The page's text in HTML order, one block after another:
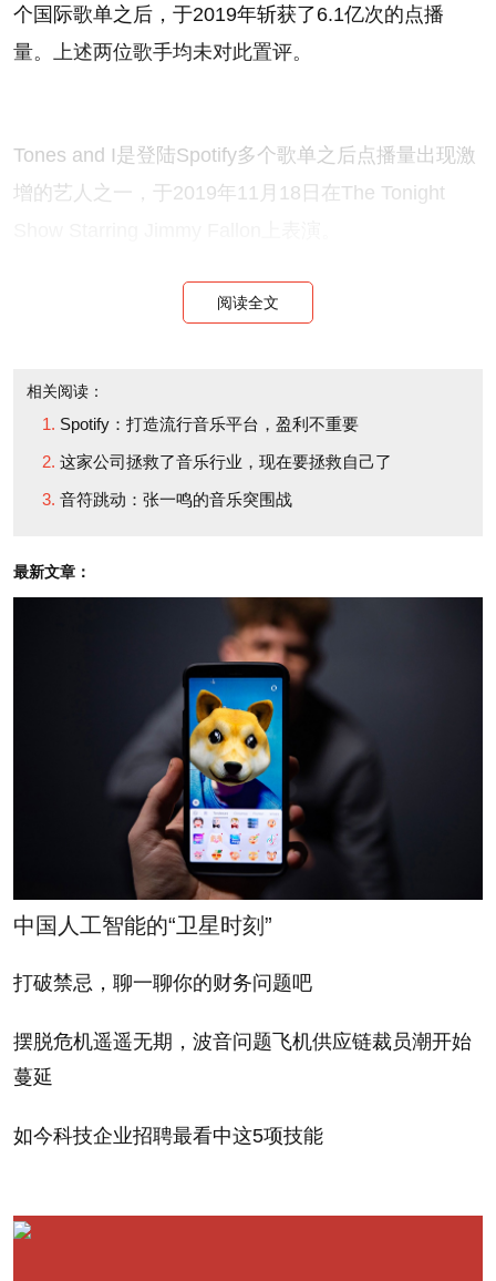
个国际歌单之后，于2019年斩获了6.1亿次的点播
量。上述两位歌手均未对此置评。
Tones and I是登陆Spotify多个歌单之后点播量出现激
增的艺人之一，于2019年11月18日在The Tonight
PHOTO BANK VIA GETTY IMAGES
行”歌单上之后，其点播量从每天1万次跃升至每天5万
多次。她称其听众一直都说，他们通过Spotify才发现
了萨拉。萨拉说：“我从未想过点播量会增加的如此之
快。”对于音乐行业来说，她还是个新手，而且白天还
有工作要做。“很明显，这个结果让我感到很高兴，但
也令我感到措手不及，因为我从未想过，登陆歌单这
样简单的事情能够开启我的音乐职业生涯。”
关键在于让自己的歌曲登陆歌单。Spotify艺人和厂牌
营销团队负责人杰夫·斯特姆佩克表示，除了用户自己
创建的歌单之外还有三种歌单。有的歌单是由算法创
左右的编辑精心打造，还有的歌单同时包含了算法和
人工元素。斯特姆佩克说：“我们编辑策略的整体目标
入了一个新的歌单提交工具，它实际上可以让音乐人
阅读全文
相关阅读：
Spotify：打造流行音乐平台，盈利不重要
这家公司拯救了音乐行业，现在要拯救自己了
音符跳动：张一鸣的音乐突围战
最新文章：
中国人工智能的“卫星时刻”
打破禁忌，聊一聊你的财务问题吧
摆脱危机遥遥无期，波音问题飞机供应链裁员潮开始
蔓延
如今科技企业招聘最看中这5项技能